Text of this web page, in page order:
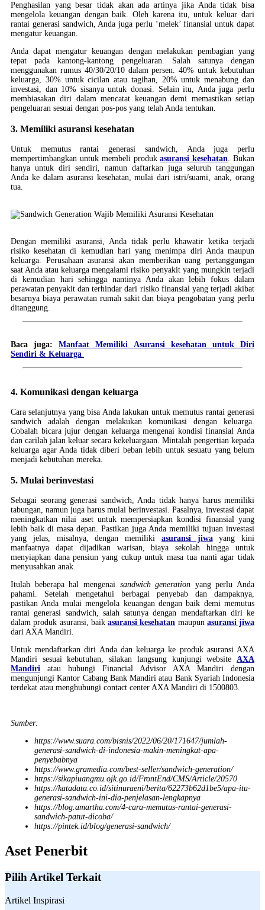
Penghasilan yang besar tidak akan ada artinya jika Anda tidak bisa
mengelola keuangan dengan baik. Oleh karena itu, untuk keluar dari
rantai generasi sandwich, Anda juga perlu ‘melek’ finansial untuk dapat
mengatur keuangan.
Anda dapat mengatur keuangan dengan melakukan pembagian yang
tepat pada kantong-kantong pengeluaran. Salah satunya dengan
menggunakan rumus 40/30/20/10 dalam persen. 40% untuk kebutuhan
keluarga, 30% untuk cicilan atau tagihan, 20% untuk menabung dan
investasi, dan 10% sisanya untuk donasi. Selain itu, Anda juga perlu
membiasakan diri dalam mencatat keuangan demi memastikan setiap
pengeluaran sesuai dengan pos-pos yang telah Anda tentukan.
3. Memiliki asuransi kesehatan
Untuk memutus rantai generasi sandwich, Anda juga perlu
mempertimbangkan untuk membeli produkasuransi kesehatan . Bukan
hanya untuk diri sendiri, namun daftarkan juga seluruh tanggungan
Anda ke dalam asuransi kesehatan, mulai dari istri/suami, anak, orang
tua.
Dengan memiliki asuransi, Anda tidak perlu khawatir ketika terjadi
risiko kesehatan di kemudian hari yang menimpa diri Anda maupun
keluarga. Perusahaan asuransi akan memberikan uang pertanggungan
saat Anda atau keluarga mengalami risiko penyakit yang mungkin terjadi
di kemudian hari sehingga nantinya Anda akan lebih fokus dalam
perawatan penyakit dan terhindar dari risiko finansial yang terjadi akibat
besarnya biaya perawatan rumah sakit dan biaya pengobatan yang perlu
ditanggung.
Baca juga:Manfaat Memiliki Asuransi kesehatan untuk Diri
Sendiri & Keluarga
4. Komunikasi dengan keluarga
Cara selanjutnya yang bisa Anda lakukan untuk memutus rantai generasi
sandwich adalah dengan melakukan komunikasi dengan keluarga.
Cobalah bicara jujur dengan keluarga mengenai kondisi finansial Anda
dan carilah jalan keluar secara kekeluargaan. Mintalah pengertian kepada
keluarga agar Anda tidak diberi beban lebih untuk sesuatu yang belum
menjadi kebutuhan mereka.
5. Mulai berinvestasi
Sebagai seorang generasi sandwich, Anda tidak hanya harus memiliki
tabungan, namun juga harus mulai berinvestasi. Pasalnya, investasi dapat
meningkatkan nilai aset untuk mempersiapkan kondisi finansial yang
lebih baik di masa depan. Pastikan juga Anda memiliki tujuan investasi
yang jelas, misalnya, dengan memiliki asuransi jiwayang kini
manfaatnya dapat dijadikan warisan, biaya sekolah hingga untuk
menyiapkan dana pensiun yang cukup untuk masa tua nanti agar tidak
menyusahkan anak.
Itulah beberapa hal mengenai sandwich generation yang perlu Anda
pahami. Setelah mengetahui berbagai penyebab dan dampaknya,
pastikan Anda mulai mengelola keuangan dengan baik demi memutus
rantai generasi sandwich, salah satunya dengan mendaftarkan diri ke
dalam produk asuransi, baik asuransi kesehatan maupun asuransi jiwa
dari AXA Mandiri.
Untuk mendaftarkan diri Anda dan keluarga ke produk asuransi AXA
Mandiri sesuai kebutuhan, silakan langsung kunjungi website AXA
Mandiri atau hubungi Financial Advisor AXA Mandiri dengan
mengunjungi Kantor Cabang Bank Mandiri atau Bank Syariah Indonesia
terdekat atau menghubungi contact center AXA Mandiri di 1500803.
Sumber:
https://www.suara.com/bisnis/2022/06/20/171647/jumlah-
generasi-sandwich-di-indonesia-makin-meningkat-apa-
penyebabnya
https://www.gramedia.com/best-seller/sandwich-generation/
https://sikapiuangmu.ojk.go.id/FrontEnd/CMS/Article/20570
https://katadata.co.id/sitinuraeni/berita/62273b62d1be5/apa-itu-
generasi-sandwich-ini-dia-penjelasan-lengkapnya
https://blog.amartha.com/4-cara-memutus-rantai-generasi-
sandwich-patut-dicoba/
https://pintek.id/blog/generasi-sandwich/
Aset Penerbit
Pilih Artikel Terkait
Artikel Inspirasi